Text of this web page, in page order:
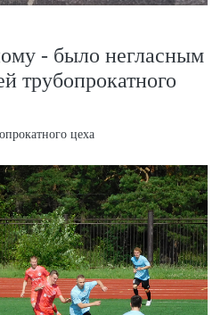
- было негласным
трубопрокатного
цеха